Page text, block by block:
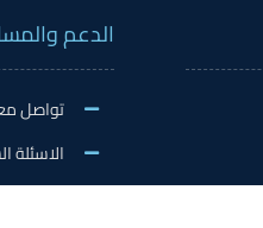
الدعم
تواصل
الاسئلة